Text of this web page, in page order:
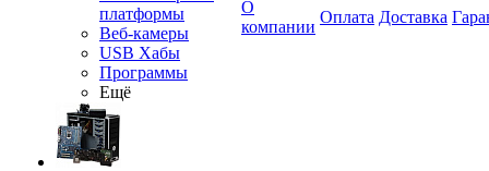
платформы
Веб-камеры
USB Хабы
Программы
Ещё
О
компании
Оплата Доставка